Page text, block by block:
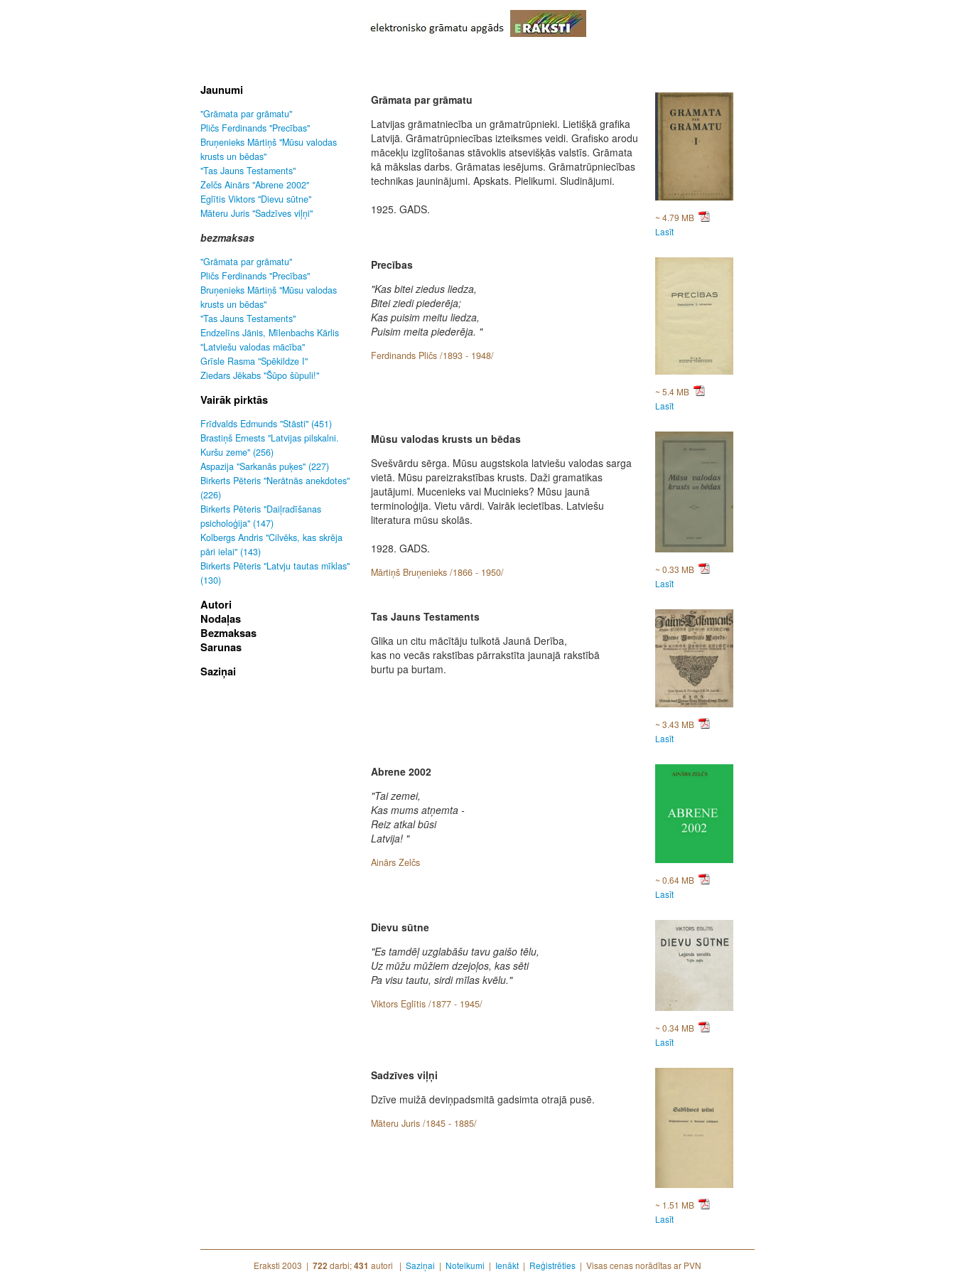
Jaunumi
"Grāmata par grāmatu"
Pličs Ferdinands "Precības"
Bruņenieks Mārtiņš "Mūsu valodas
krusts un bēdas"
"Tas Jauns Testaments"
Zelčs Ainārs "Abrene 2002"
Eglītis Viktors "Dievu sūtne"
Māteru Juris "Sadzīves viļņi"
bezmaksas
"Grāmata par grāmatu"
Pličs Ferdinands "Precības"
Bruņenieks Mārtiņš "Mūsu valodas
krusts un bēdas"
"Tas Jauns Testaments"
Endzelīns Jānis, Mīlenbachs Kārlis
"Latviešu valodas mācība"
Grīsle Rasma "Spēkildze I"
Ziedars Jēkabs "Šūpo šūpuli!"
Vairāk pirktās
Frīdvalds Edmunds "Stāsti" (451)
Brastiņš Ernests "Latvijas pilskalni.
Kuršu zeme" (256)
Aspazija "Sarkanās puķes" (227)
Birkerts Pēteris "Nerātnās anekdotes"
(226)
Birkerts Pēteris "Daiļradīšanas
psicholoģija" (147)
Kolbergs Andris "Cilvēks, kas skrēja
pāri ielai" (143)
Birkerts Pēteris "Latvju tautas mīklas"
(130)
Autori
Nodaļas
Bezmaksas
Sarunas
Saziņai
Grāmata par grāmatu
Latvijas grāmatniecība un grāmatrūpnieki. Lietišķā grafika
Latvijā. Grāmatrūpniecības izteiksmes veidi. Grafisko arodu
mācekļu izglītošanas stāvoklis atsevišķās valstīs. Grāmata
kā mākslas darbs. Grāmatas iesējums. Grāmatrūpniecības
technikas jauninājumi. Apskats. Pielikumi. Sludinājumi.
1925. GADS.
~ 4.79 MB
Lasīt
Precības
"Kas bitei ziedus liedza,
Bitei ziedi piederēja;
Kas puisim meitu liedza,
Puisim meita piederēja. "
Ferdinands Pličs /1893 - 1948/
~ 5.4 MB
Lasīt
Mūsu valodas krusts un bēdas
Svešvārdu sērga. Mūsu augstskola latviešu valodas sarga
vietā. Mūsu pareizrakstības krusts. Daži gramatikas
jautājumi. Mucenieks vai Mucinieks? Mūsu jaunā
terminoloģija. Vietu vārdi. Vairāk iecietības. Latviešu
literatura mūsu skolās.
1928. GADS.
Mārtiņš Bruņenieks /1866 - 1950/
~ 0.33 MB
Lasīt
Tas Jauns Testaments
Glika un citu mācītāju tulkotā Jaunā Derība,
kas no vecās rakstības pārrakstīta jaunajā rakstībā
burtu pa burtam.
~ 3.43 MB
Lasīt
Abrene 2002
"Tai zemei,
Kas mums atņemta -
Reiz atkal būsi
Latvija! "
Ainārs Zelčs
~ 0.64 MB
Lasīt
Dievu sūtne
"Es tamdēļ uzglabāšu tavu gaišo tēlu,
Uz mūžu mūžiem dzejoļos, kas sēti
Pa visu tautu, sirdi mīlas kvēlu."
Viktors Eglītis /1877 - 1945/
~ 0.34 MB
Lasīt
Sadzīves viļņi
Dzīve muižā deviņpadsmitā gadsimta otrajā pusē.
Māteru Juris /1845 - 1885/
~ 1.51 MB
Lasīt
Eraksti 2003 | 722 darbi;431 autori | Saziņai | Noteikumi | Ienākt | Reģistrēties | Visas cenas norādītas ar PVN